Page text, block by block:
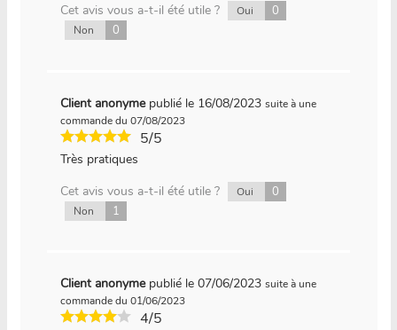
Cet avis vous a-t-il été utile ?
Oui 0
Non 0
Client anonyme publié le 16/08/2023 suite à une
commande du 07/08/2023
5/5
Très pratiques
Cet avis vous a-t-il été utile ?
Oui 0
Non 1
Client anonyme publié le 07/06/2023 suite à une
commande du 01/06/2023
4/5